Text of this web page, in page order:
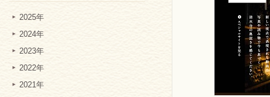
2025年
2024年
2023年
2022年
2021年